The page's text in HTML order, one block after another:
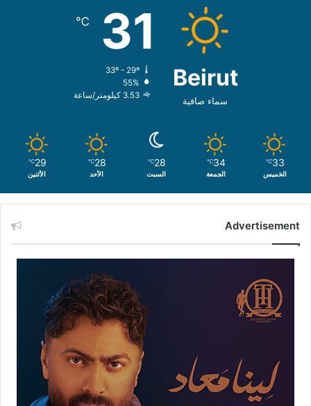
Beirut
سماء صافية
31
℃
33º - 29º
55%
3.53 كيلومتر/ساعة
33
℃
الخميس
34
℃
الجمعة
28
℃
السبت
28
℃
الأحد
29
℃
الأثنين
Advertisement